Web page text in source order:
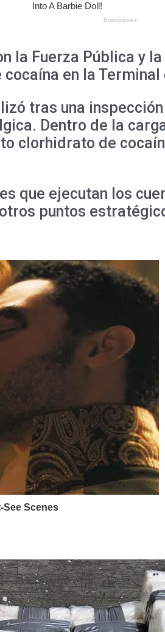
la Fuerza Pública y
en la
tras una
Dentro de la
clorhidrato de
que ejecutan los
puntos